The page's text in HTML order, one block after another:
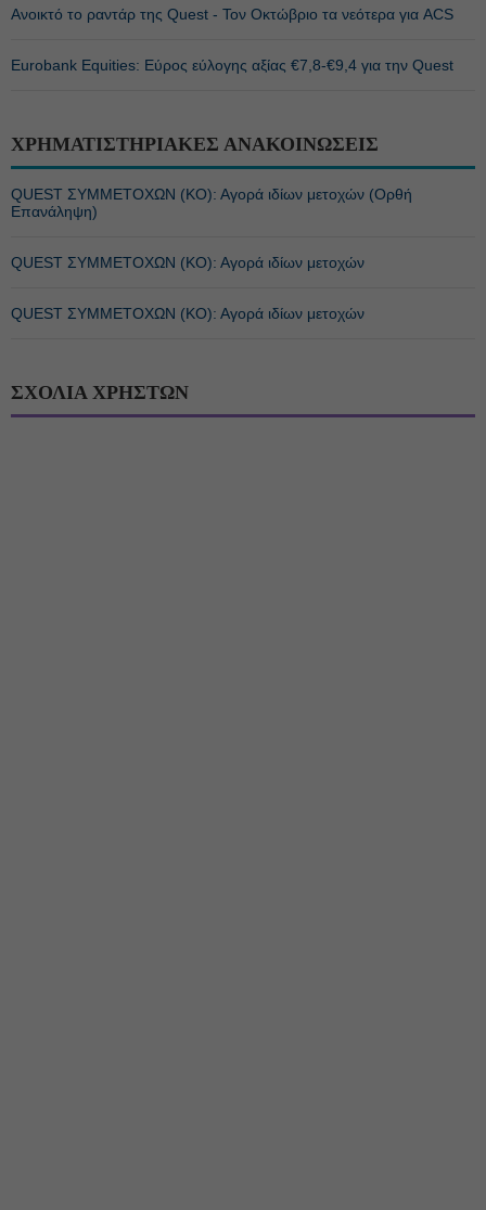
Ανοικτό το ραντάρ της Quest - Τον Οκτώβριο τα νεότερα για ACS
Eurobank Equities: Εύρος εύλογης αξίας €7,8-€9,4 για την Quest
ΧΡΗΜΑΤΙΣΤΗΡΙΑΚΕΣ ΑΝΑΚΟΙΝΩΣΕΙΣ
QUEST ΣΥΜΜΕΤΟΧΩΝ (ΚΟ): Αγορά ιδίων μετοχών (Ορθή
Επανάληψη)
QUEST ΣΥΜΜΕΤΟΧΩΝ (ΚΟ): Αγορά ιδίων μετοχών
QUEST ΣΥΜΜΕΤΟΧΩΝ (ΚΟ): Αγορά ιδίων μετοχών
ΣΧΟΛΙΑ ΧΡΗΣΤΩΝ